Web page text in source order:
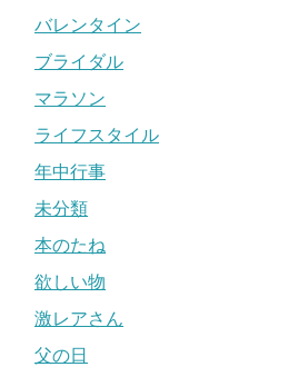
バレンタイン
ブライダル
マラソン
ライフスタイル
年中行事
未分類
本のたね
欲しい物
激レアさん
父の日